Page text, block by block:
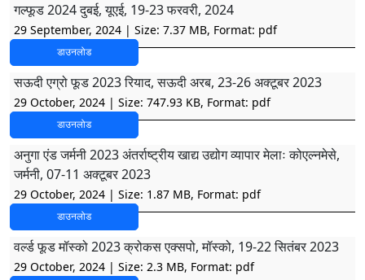
गल्फूड 2024 दुबई, यूएई, 19-23 फरवरी, 2024
29 September, 2024 | Size: 7.37 MB, Format: pdf
डाउनलोड
सऊदी एग्रो फूड 2023 रियाद, सऊदी अरब, 23-26 अक्टूबर 2023
29 October, 2024 | Size: 747.93 KB, Format: pdf
डाउनलोड
अनुगा एंड जर्मनी 2023 अंतर्राष्ट्रीय खाद्य उद्योग व्यापार मेलाः कोएल्नमेसे,
जर्मनी, 07-11 अक्टूबर 2023
29 October, 2024 | Size: 1.87 MB, Format: pdf
डाउनलोड
वर्ल्ड फूड मॉस्को 2023 क्रोकस एक्सपो, मॉस्को, 19-22 सितंबर 2023
29 October, 2024 | Size: 2.3 MB, Format: pdf